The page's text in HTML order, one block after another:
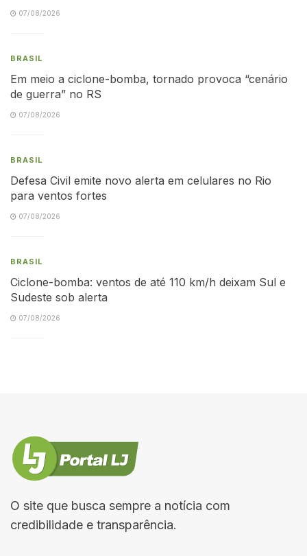
07/08/2026
BRASIL
Em meio a ciclone-bomba, tornado provoca “cenário
de guerra” no RS
07/08/2026
BRASIL
Defesa Civil emite novo alerta em celulares no Rio
para ventos fortes
07/08/2026
BRASIL
Ciclone-bomba: ventos de até 110 km/h deixam Sul e
Sudeste sob alerta
07/08/2026
O site que busca sempre a notícia com
credibilidade e transparência.